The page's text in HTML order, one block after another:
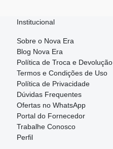
Institucional
Sobre o Nova Era
Blog Nova Era
Política de Troca e Devolução
Termos e Condições de Uso
Política de Privacidade
Dúvidas Frequentes
Ofertas no WhatsApp
Portal do Fornecedor
Trabalhe Conosco
Perfil